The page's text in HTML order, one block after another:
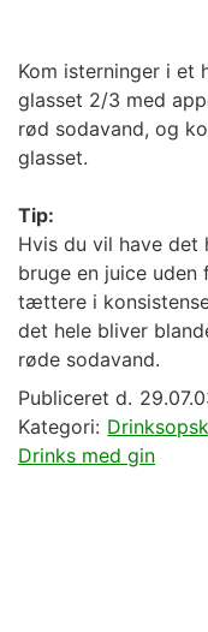
Kom isterninger i et
glasset 2/3 med
rød sodavand, og
glasset.
Tip:
Hvis du vil have det
bruge en juice
tættere i
det hele bliver
røde sodavand.
Publiceret d.
Kategori:
Drinks med gin